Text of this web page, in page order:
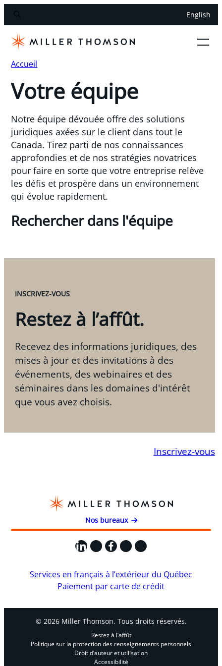
English
Accueil
Votre équipe
Notre équipe dévouée offre des solutions
juridiques axées sur le client dans tout le
Canada. Tirez parti de nos connaissances
approfondies et de nos stratégies novatrices
pour faire en sorte que votre entreprise relève
les défis et prospère dans un environnement
qui évolue rapidement.
Rechercher dans l'équipe
INSCRIVEZ-VOUS
Restez à l’affût.
Recevez des informations juridiques, des
mises à jour et des invitations à des
événements, des webinaires et des
séminaires dans les domaines d'intérêt
que vous avez choisis.
Inscrivez-vous
Nos bureaux
LinkedIn
X Facebook
Instagram
YouTube
Services en français à l’extérieur du Québec
Paiement par carte de crédit
© 2026 Miller Thomson. Tous droits réservés.
Restez à l’affût
Politique sur la protection des renseignements personnels
Droit d’auteur et utilisation
Accessibilité